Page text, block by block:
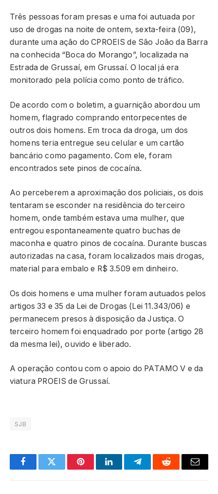
Três pessoas foram presas e uma foi autuada por
uso de drogas na noite de ontem, sexta-feira (09),
durante uma ação do CPROEIS de São João da Barra
na conhecida “Boca do Morango”, localizada na
Estrada de Grussaí, em Grussaí. O local já era
monitorado pela polícia como ponto de tráfico.
De acordo com o boletim, a guarnição abordou um
homem, flagrado comprando entorpecentes de
outros dois homens. Em troca da droga, um dos
homens teria entregue seu celular e um cartão
bancário como pagamento. Com ele, foram
encontrados sete pinos de cocaína.
Ao perceberem a aproximação dos policiais, os dois
tentaram se esconder na residência do terceiro
homem, onde também estava uma mulher, que
entregou espontaneamente quatro buchas de
maconha e quatro pinos de cocaína. Durante buscas
autorizadas na casa, foram localizados mais drogas,
material para embalo e R$ 3.509 em dinheiro.
Os dois homens e uma mulher foram autuados pelos
artigos 33 e 35 da Lei de Drogas (Lei 11.343/06) e
permanecem presos à disposição da Justiça. O
terceiro homem foi enquadrado por porte (artigo 28
da mesma lei), ouvido e liberado.
A operação contou com o apoio do PATAMO V e da
viatura PROEIS de Grussaí.
SJB
FacebookTwitter PinterestLinkedInTelegramReddit Email